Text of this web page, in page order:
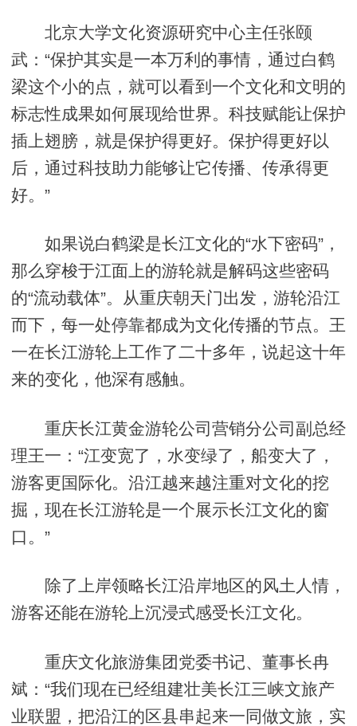
北京大学文化资源研究中心主任张颐
武：“保护其实是一本万利的事情，通过白鹤
梁这个小的点，就可以看到一个文化和文明的
标志性成果如何展现给世界。科技赋能让保护
插上翅膀，就是保护得更好。保护得更好以
后，通过科技助力能够让它传播、传承得更
好。”
如果说白鹤梁是长江文化的“水下密码”，
那么穿梭于江面上的游轮就是解码这些密码
的“流动载体”。从重庆朝天门出发，游轮沿江
而下，每一处停靠都成为文化传播的节点。王
一在长江游轮上工作了二十多年，说起这十年
来的变化，他深有感触。
重庆长江黄金游轮公司营销分公司副总经
理王一：“江变宽了，水变绿了，船变大了，
游客更国际化。沿江越来越注重对文化的挖
掘，现在长江游轮是一个展示长江文化的窗
口。”
除了上岸领略长江沿岸地区的风土人情，
游客还能在游轮上沉浸式感受长江文化。
重庆文化旅游集团党委书记、董事长冉
斌：“我们现在已经组建壮美长江三峡文旅产
业联盟，把沿江的区县串起来一同做文旅，实